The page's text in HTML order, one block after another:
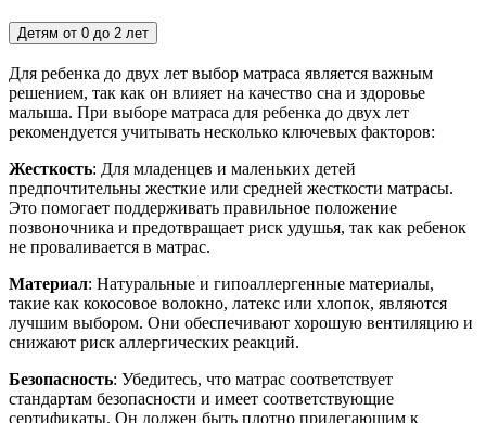
Детям от 0 до 2 лет
Для ребенка до двух лет выбор матраса является важным
решением, так как он влияет на качество сна и здоровье
малыша. При выборе матраса для ребенка до двух лет
рекомендуется учитывать несколько ключевых факторов:
Жесткость: Для младенцев и маленьких детей
предпочтительны жесткие или средней жесткости матрасы.
Это помогает поддерживать правильное положение
позвоночника и предотвращает риск удушья, так как ребенок
не проваливается в матрас.
Материал: Натуральные и гипоаллергенные материалы,
такие как кокосовое волокно, латекс или хлопок, являются
лучшим выбором. Они обеспечивают хорошую вентиляцию и
снижают риск аллергических реакций.
Безопасность: Убедитесь, что матрас соответствует
стандартам безопасности и имеет соответствующие
сертификаты. Он должен быть плотно прилегающим к